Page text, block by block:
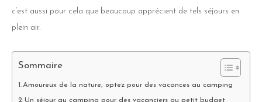
c’est aussi pour cela que beaucoup apprécient de tels séjours en
plein air.
Sommaire
Amoureux de la nature, optez pour des vacances au camping
Un séjour au camping pour des vacanciers au petit budget